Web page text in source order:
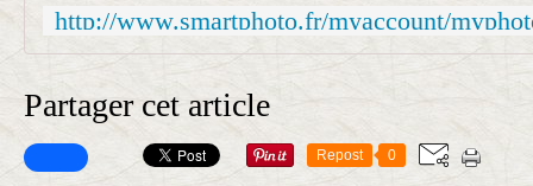
Partager cet article
Repost 0